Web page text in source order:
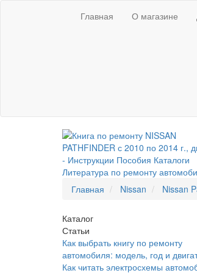
Главная О магазине
Главная Nissan Nissan
Каталог
Статьи
Как выбрать книгу по ремонту
автомобиля: модель, год и
Как читать электросхемы